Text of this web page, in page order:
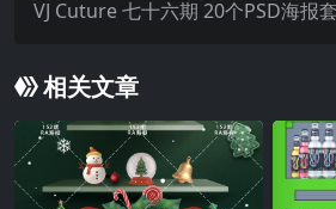
VJ Cuture 七十六期 20个PSD海报
相关文章